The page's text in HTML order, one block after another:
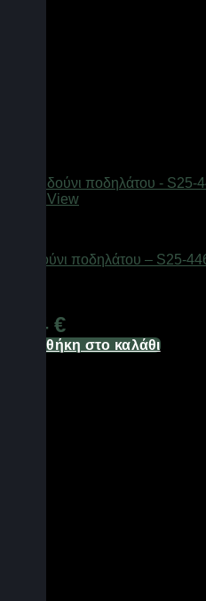
Quick View
Κουδούνι ποδηλάτου – S25-
1,24 €
Προσθήκη στο καλάθι